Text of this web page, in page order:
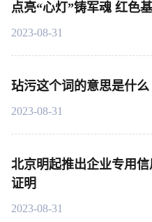
点亮“心灯”铸军魂 红色
2023-08-31
玷污这个词的意思是什么
2023-08-31
北京明起推出企业专用
证明
2023-08-31